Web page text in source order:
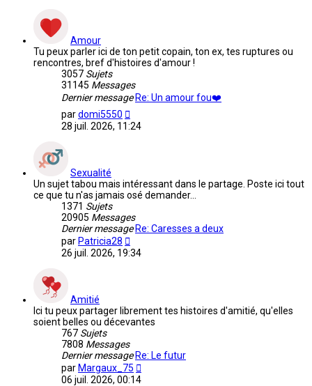
Amour
Tu peux parler ici de ton petit copain, ton ex, tes ruptures ou
rencontres, bref d'histoires d'amour !
3057 Sujets
31145 Messages
Dernier messageRe: Un amour fou❤️
pardomi5550
le
28 juil. 2026, 11:24
Sexualité
Un sujet tabou mais intéressant dans le partage. Poste ici tout
ce que tu n'as jamais osé demander...
1371 Sujets
20905 Messages
Dernier messageRe: Caresses a deux
parPatricia28
le
26 juil. 2026, 19:34
Amitié
Ici tu peux partager librement tes histoires d'amitié, qu'elles
soient belles ou décevantes
767 Sujets
7808 Messages
Dernier messageRe: Le futur
parMargaux_75
le
06 juil. 2026, 00:14